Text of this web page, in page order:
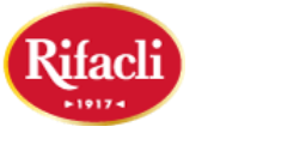
Saltar
al
contenido